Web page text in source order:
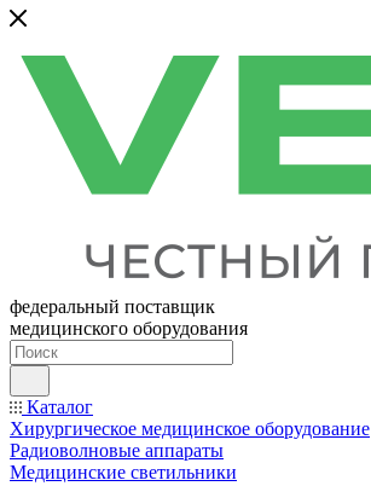
федеральный поставщик
медицинского оборудования
Каталог
Хирургическое медицинское оборудование
Радиоволновые аппараты
Медицинские светильники